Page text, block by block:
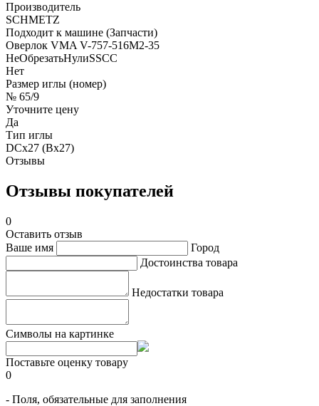
Производитель
SCHMETZ
Подходит к машине (Запчасти)
Оверлок VMA V-757-516M2-35
НеОбрезатьНулиSSCC
Нет
Размер иглы (номер)
№ 65/9
Уточните цену
Да
Тип иглы
DCx27 (Bx27)
Отзывы
Отзывы покупателей
0
Оставить отзыв
Ваше имя
Город
Достоинства товара
Недостатки товара
Символы на картинке
Поставьте оценку товару
0
- Поля, обязательные для заполнения